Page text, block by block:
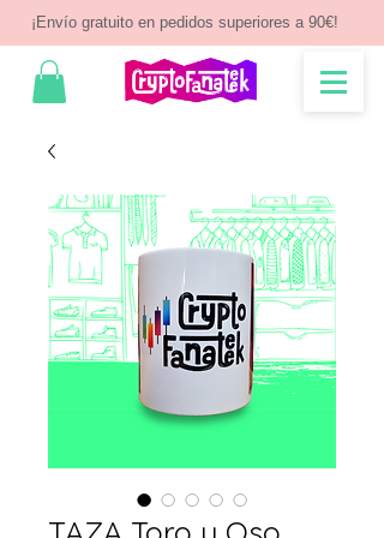
¡Envío gratuito en pedidos superiores a 90€!